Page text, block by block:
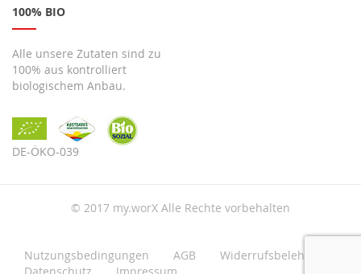
100% BIO
Alle unsere Zutaten sind zu
100% aus kontrolliert
biologischem Anbau.
DE-ÖKO-039
© 2017 my.worX Alle Rechte vorbehalten
Nutzungsbedingungen AGB
Widerrufsbelehrung